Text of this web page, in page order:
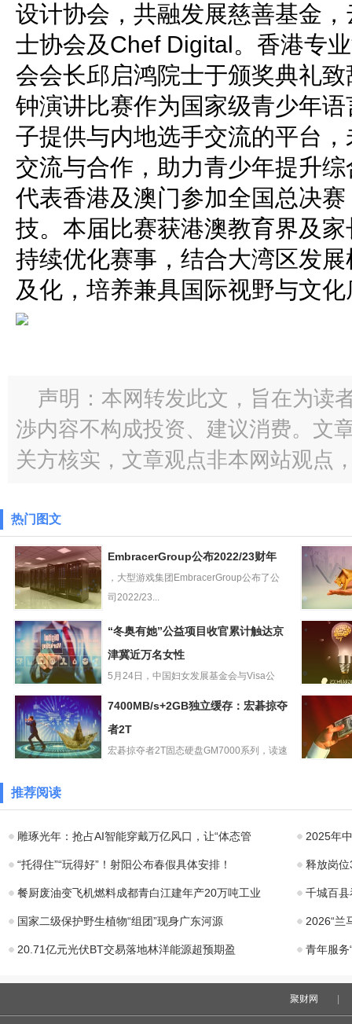
设计协会，共融发展慈善基金
士协会及Chef Digital。香港专
会会长邱启鸿院士于颁奖典礼
钟演讲比赛作为国家级青少年
子提供与内地选手交流的平台
交流与合作，助力青少年提升
代表香港及澳门参加全国总决
技。本届比赛获港澳教育界及
持续优化赛事，结合大湾区发
及化，培养兼具国际视野与文
声明：本网转发此文，旨在为读
渉内容不构成投资、建议消费。文
关方核实，文章观点非本网站观点
热门图文
EmbracerGroup
公布2022/23财年
EmbracerGroup公布2022/23财年
，大型游戏集团EmbracerGroup公布了公
司2022/23...
宣5月31
“冬奥有她”公益项
目收官累计触达
京津冀近万名女
性
“冬奥有她”公益项目收官累计触达京
津冀近万名女性
5月24日，中国妇女发展基金会与Visa公
读取大脑
独立缓存：宏碁
7400MB/s+2GB独立缓存：宏碁掠夺
者2T
宏碁掠夺者2T固态硬盘GM7000系列，读速
推荐阅读
雕琢光年：抢占AI智能穿戴万亿风口，让“体态管 2025年
“托得住”“玩得好”！射阳公布春假具体安排！ 释放岗位
餐厨废油变飞机燃料成都青白江建年产20万吨工业 千城百
国家二级保护野生植物“组团”现身广东河源 2026“兰
20.71亿元光伏BT交易落地林洋能源超预期盈 青年服务
聚财网